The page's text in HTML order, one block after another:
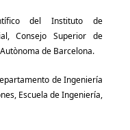
del Instituto de
Consejo Superior de
de Barcelona.
de Ingeniería
Escuela de Ingeniería,